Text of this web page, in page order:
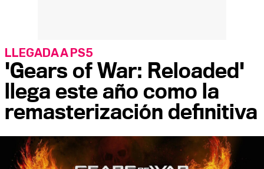
'Gears of War: Reloaded'
llega este año como la
remasterización definitiva
LLEGADA A PS5